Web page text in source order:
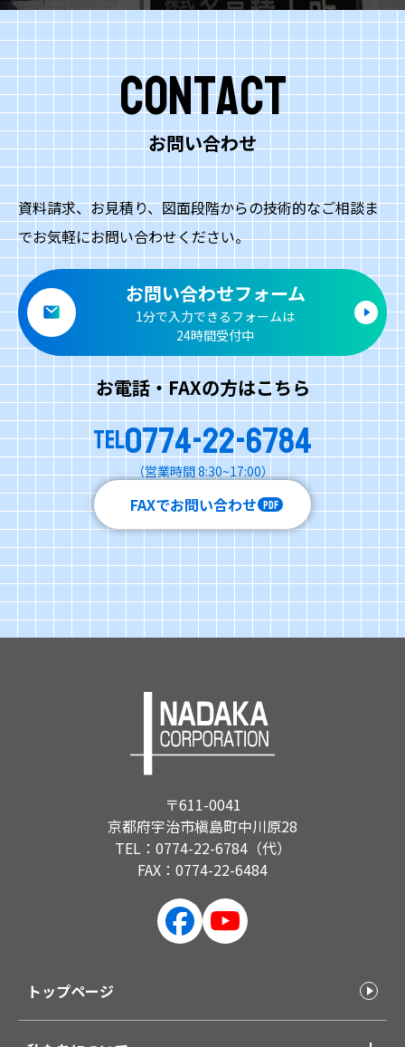
Contact
お問い合わせ
資料請求、お見積り、図面段階からの技術的なご相談ま
でお気軽にお問い合わせください。
お問い合わせフォーム
1分で入力できるフォームは
24時間受付中
お電話・FAXの方はこちら
TEL0774-22-6784
（営業時間 8:30~17:00）
FAXでお問い合わせ PDF
〒611-0041
京都府宇治市槇島町中川原28
TEL：0774-22-6784（代）
FAX：0774-22-6484
トップページ